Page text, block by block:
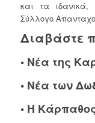
και τα ιδανικά,
Σύλλογο
Διαβάστε
• Νέα της
• Νέα των
• Η